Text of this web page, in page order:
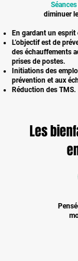
diminuer
En gardant un
L’objectif est de
des échauffements
prises de postes.
Initiations des
prévention et aux
Réduction des TMS.
Les